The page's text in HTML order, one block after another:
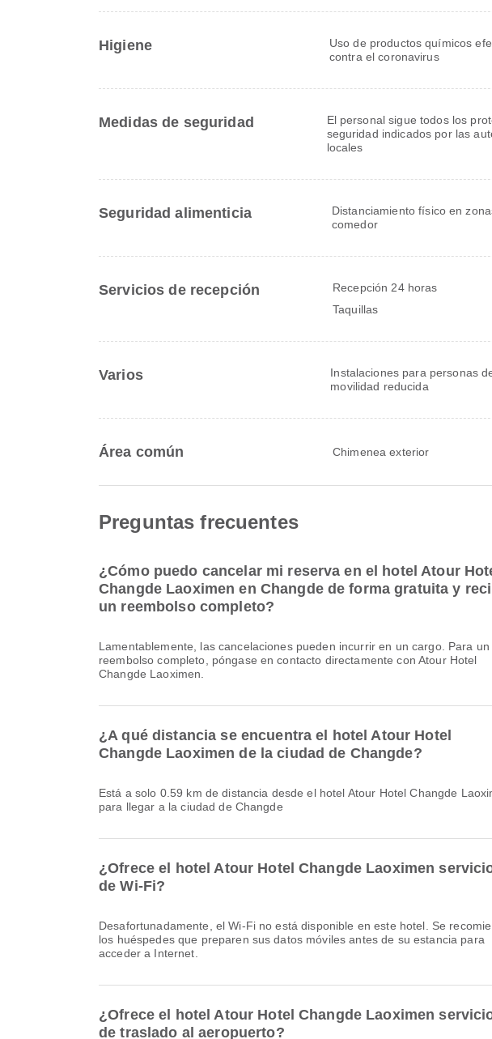
Higiene
Uso de productos químicos
contra el coronavirus
Medidas de seguridad
El personal sigue todos los
seguridad indicados por las
locales
Seguridad alimenticia
Distanciamiento físico en
comedor
Servicios de recepción Recepción 24 horas
Taquillas
Varios
Instalaciones para personas
movilidad reducida
Área común Chimenea exterior
Preguntas frecuentes
¿Cómo puedo cancelar mi reserva en el hotel Atour
Changde Laoximen en Changde de forma gratuita y
un reembolso completo?
Lamentablemente, las cancelaciones pueden incurrir en un cargo. Para un
reembolso completo, póngase en contacto directamente con Atour Hotel
Changde Laoximen.
¿A qué distancia se encuentra el hotel Atour Hotel
Changde Laoximen de la ciudad de Changde?
Está a solo 0.59 km de distancia desde el hotel Atour Hotel Changde
para llegar a la ciudad de Changde
¿Ofrece el hotel Atour Hotel Changde Laoximen
de Wi-Fi?
Desafortunadamente, el Wi-Fi no está disponible en este hotel. Se
los huéspedes que preparen sus datos móviles antes de su estancia para
acceder a Internet.
¿Ofrece el hotel Atour Hotel Changde Laoximen
de traslado al aeropuerto?